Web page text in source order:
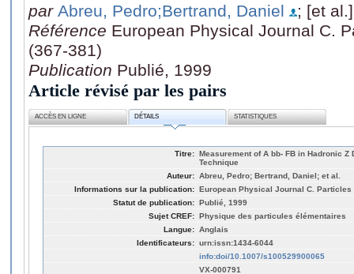
par Abreu, Pedro;Bertrand, Daniel
; [et al.]
Référence European Physical Journal C.
(367-381)
Publication Publié, 1999
Article révisé par les pairs
ACCÈS EN LIGNE DÉTAILS STATISTIQUES
Titre: Measurement of A bb- FB in Hadronic
Technique
Auteur: Abreu, Pedro; Bertrand, Daniel; et al.
Informations sur la publication: European Physical Journal C. Particles
Statut de publication: Publié, 1999
Sujet CREF: Physique des particules élémentaires
Langue: Anglais
Identificateurs: urn:issn:1434-6044
info:doi/10.1007/s100529900065
VX-000791